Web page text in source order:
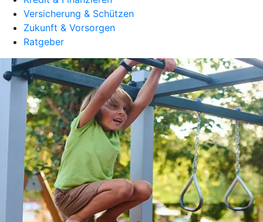
Versicherung & Schützen
Zukunft & Vorsorgen
Ratgeber